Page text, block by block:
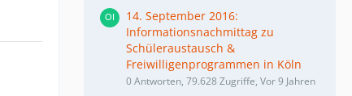
14. September 2016:
Informationsnachmittag zu
Schüleraustausch &
Freiwilligenprogrammen in Köln
0 Antworten, 79.628 Zugriffe, Vor 9 Jahren